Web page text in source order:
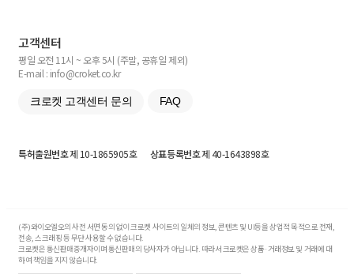
고객센터
평일 오전 11시 ~ 오후 5시 (주말, 공휴일 제외)
E-mail : info@croket.co.kr
크로켓 고객센터 문의 FAQ
특허출원번호제 10-1865905호 상표등록번호제 40-1643898호
(주)와이오엘오의 사전 서면 동의 없이 크로켓 사이트의 일체의 정보, 콘텐츠 및 UI등을 상업적 목적으로 전재,
전송, 스크래핑 등 무단 사용할 수 없습니다.
크로켓은 통신판매중개자이며 통신판매의 당사자가 아닙니다. 따라서 크로켓은 상품·거래정보 및 거래에 대
하여 책임을 지지 않습니다.